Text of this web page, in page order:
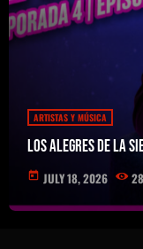
ARTISTAS Y MÚSICA
Los Alegres de la
today JULY 18, 2026 28